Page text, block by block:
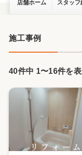
店舗ホーム スタッフ
施工事例
40件中 1〜16件を